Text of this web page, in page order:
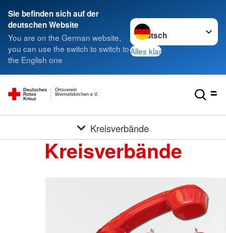
Sie befinden sich auf der
deutschen Website
You are on the German website,
you can use the switch to switch to
the English one
Sprache wechseln zu
Alles klar
Wermelskirchen e.V.
Ortsverein
Kreisverbände
Kreisverbände